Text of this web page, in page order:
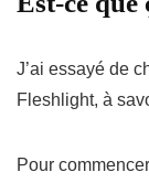
J’ai essayé de
Fleshlight, à
Pour